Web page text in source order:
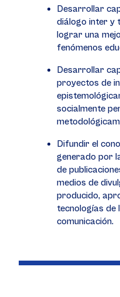
Desarrollar
diálogo inter y
lograr una
fenómenos
Desarrollar
proyectos de
socialmente
Difundir el
generado por
de
medios de
producido,
tecnologías de
comunicación.